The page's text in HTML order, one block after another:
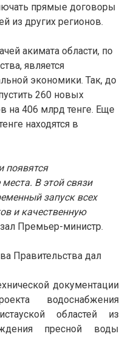
прямые договоры
из других регионов.
акимата области, по
является
экономики. Так, до
260 новых
на 406 млрд тенге. Еще
находятся в
появятся
В этой связи
запуск всех
и качественную
Премьер-министр.
Правительства дал
документации
водоснабжения
областей из
пресной воды